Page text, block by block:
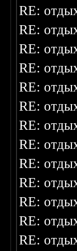
RE:
RE:
RE:
RE:
RE:
RE:
RE:
RE:
RE:
RE:
RE:
RE:
RE: